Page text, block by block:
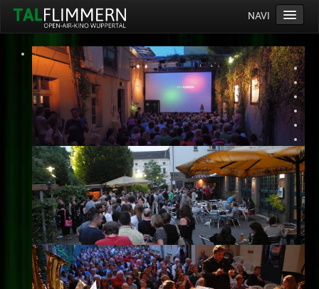
NAVI
Home
Programm
Service
Ticketinfos
Ort
Anreise
Wetter
Kinogutschein
Konzept
Archiv